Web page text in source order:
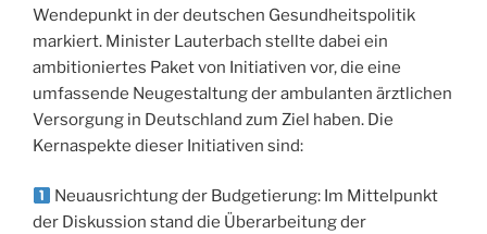
Wendepunkt in der deutschen Gesundheitspolitik
markiert. Minister Lauterbach stellte dabei ein
ambitioniertes Paket von Initiativen vor, die eine
umfassende Neugestaltung der ambulanten ärztlichen
Versorgung in Deutschland zum Ziel haben. Die
Kernaspekte dieser Initiativen sind:
Neuausrichtung der Budgetierung: Im Mittelpunkt
der Diskussion stand die Überarbeitung der